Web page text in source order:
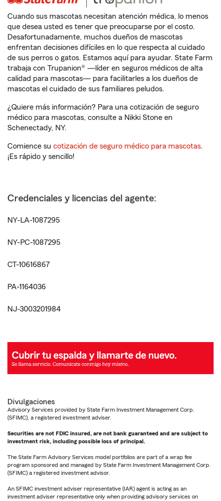
Cuando sus mascotas necesitan atención médica, lo menos
que desea usted es tener que preocuparse por el costo.
Desafortunadamente, muchos dueños de mascotas
enfrentan decisiones difíciles en lo que respecta al cuidado
de sus perros o gatos. Estamos aquí para ayudar. State Farm
trabaja con Trupanion® —líder en seguros médicos de alta
calidad para mascotas— para facilitarles a los dueños de
mascotas el cuidado de sus familiares peludos.
¿Quiere más información? Para una cotización de seguro
médico para mascotas, consulte a Nikki Stone en
Schenectady, NY.
Comience su cotización de seguro médico para mascotas.
¡Es rápido y sencillo!
Credenciales y licencias del agente:
NY-LA-1087295
NY-PC-1087295
CT-10616867
PA-1164036
NJ-3003201984
Divulgaciones
Advisory Services provided by State Farm Investment Management Corp.
(SFIMC), a registered investment adviser.
Securities are not FDIC insured, are not bank guaranteed and are subject to
investment risk, including possible loss of principal.
The State Farm Advisory Services model portfolios are part of a wrap fee
program sponsored and managed by State Farm Investment Management Corp.
(SFIMC) a registered investment advisor.
An SFIMC investment adviser representative (IAR) agent is acting as an
investment adviser representative only when providing advisory services on